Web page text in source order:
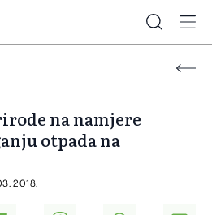
na namjere
otpada na
2018.